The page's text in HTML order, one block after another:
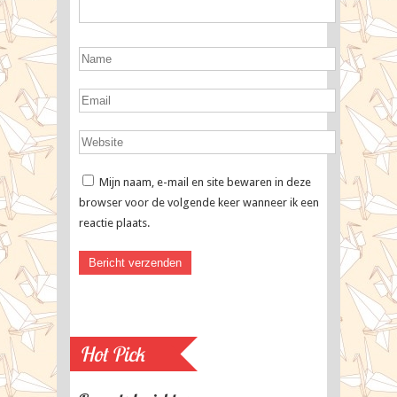
Mijn naam, e-mail en site bewaren in deze
browser voor de volgende keer wanneer ik een
reactie plaats.
Hot Pick